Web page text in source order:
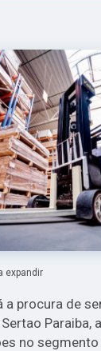
expandir
a procura de
Paraiba,
no